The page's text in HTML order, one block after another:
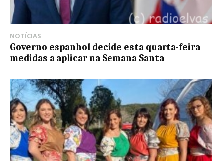
NOTÍCIAS
Governo espanhol decide esta quarta-feira
medidas a aplicar na Semana Santa